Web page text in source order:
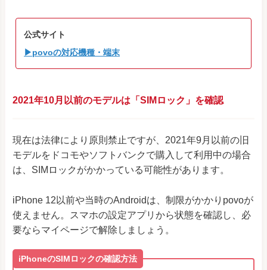
公式サイト
▶povoの対応機種・端末
2021年10月以前のモデルは「SIMロック」を確認
現在は法律により原則禁止ですが、2021年9月以前の旧
モデルをドコモやソフトバンクで購入して利用中の場合
は、SIMロックがかかっている可能性があります。
iPhone 12以前や当時のAndroidは、制限がかかりpovoが
使えません。スマホの設定アプリから状態を確認し、必
要ならマイページで解除しましょう。
iPhoneのSIMロックの確認方法